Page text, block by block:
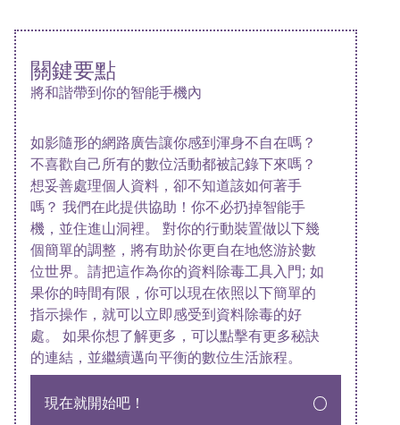
關鍵要點
將和諧帶到你的智能手機內
如影隨形的網路廣告讓你感到渾身不自在嗎？
不喜歡自己所有的數位活動都被記錄下來嗎？
想妥善處理個人資料，卻不知道該如何著手
嗎？ 我們在此提供協助！你不必扔掉智能手
機，並住進山洞裡。 對你的行動裝置做以下幾
個簡單的調整，將有助於你更自在地悠游於數
位世界。請把這作為你的資料除毒工具入門; 如
果你的時間有限，你可以現在依照以下簡單的
指示操作，就可以立即感受到資料除毒的好
處。 如果你想了解更多，可以點擊有更多秘訣
的連結，並繼續邁向平衡的數位生活旅程。
現在就開始吧！